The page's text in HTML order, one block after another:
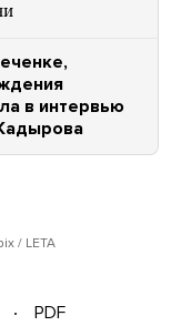
в интервью
/ LETA
PDF